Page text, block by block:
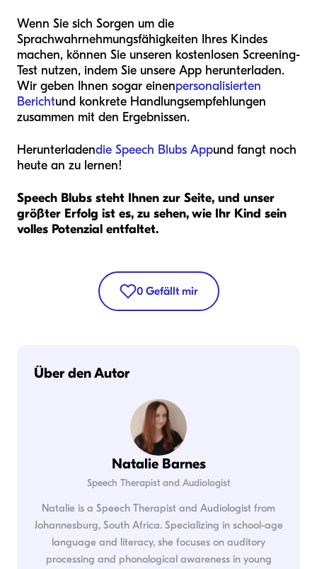
Wenn Sie sich Sorgen um die
Sprachwahrnehmungsfähigkeiten Ihres Kindes
machen, können Sie unseren kostenlosen Screening-
Test nutzen, indem Sie unsere App herunterladen.
Wir geben Ihnen sogar einenpersonalisierten
Berichtund konkrete Handlungsempfehlungen
zusammen mit den Ergebnissen.
Herunterladendie Speech Blubs Appund fangt noch
heute an zu lernen!
Speech Blubs steht Ihnen zur Seite, und unser
größter Erfolg ist es, zu sehen, wie Ihr Kind sein
volles Potenzial entfaltet.
0 Gefällt mir
Über den Autor
Natalie Barnes
Speech Therapist and Audiologist
Natalie is a Speech Therapist and Audiologist from
Johannesburg, South Africa. Specializing in school-age
language and literacy, she focuses on auditory
processing and phonological awareness in young